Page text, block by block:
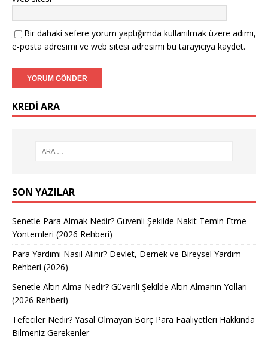
Bir dahaki sefere yorum yaptığımda kullanılmak üzere adımı,
e-posta adresimi ve web sitesi adresimi bu tarayıcıya kaydet.
KREDI ARA
SON YAZILAR
Senetle Para Almak Nedir? Güvenli Şekilde Nakit Temin Etme
Yöntemleri (2026 Rehberi)
Para Yardımı Nasıl Alınır? Devlet, Dernek ve Bireysel Yardım
Rehberi (2026)
Senetle Altın Alma Nedir? Güvenli Şekilde Altın Almanın Yolları
(2026 Rehberi)
Tefeciler Nedir? Yasal Olmayan Borç Para Faaliyetleri Hakkında
Bilmeniz Gerekenler